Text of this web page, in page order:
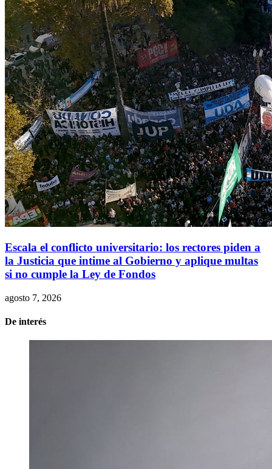
Escala el conflicto universitario: los rectores piden a
la Justicia que intime al Gobierno y aplique multas
si no cumple la Ley de Fondos
agosto 7, 2026
De interés